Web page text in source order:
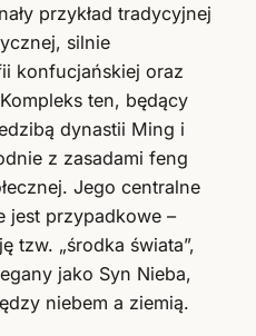
przykład tradycyjnej
silnie
konfucjańskiej oraz
ten, będący
dynastii Ming i
z zasadami feng
Jego centralne
jest przypadkowe –
tzw. „środka świata”,
jako Syn Nieba,
niebem a ziemią.